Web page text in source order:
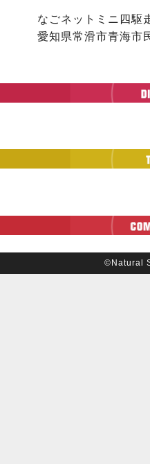
なごネットミニ四駆
愛知県常滑市青海市
©Natural